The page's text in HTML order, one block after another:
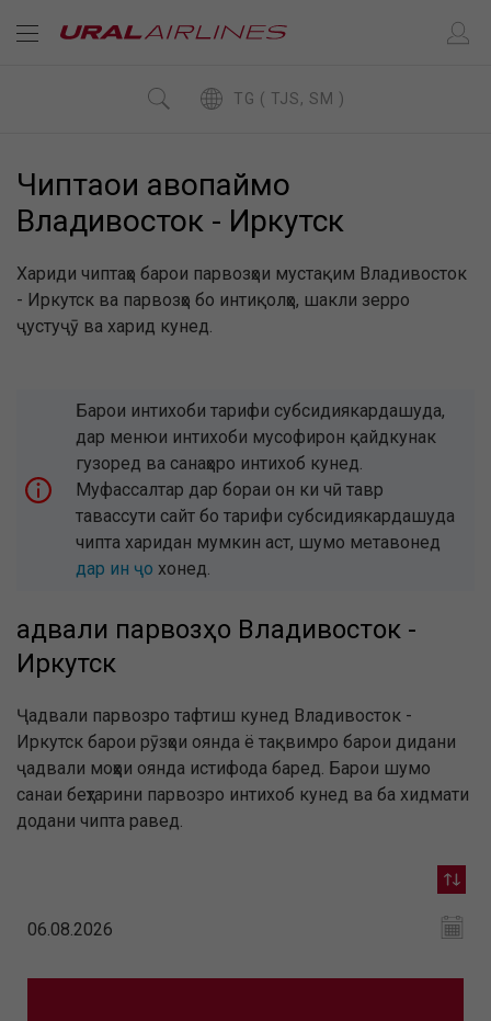
TG ( TJS, SM )
Чиптаҳои ҳавопаймо
Владивосток - Иркутск
Хариди чиптаҳо барои парвозҳои мустақим Владивосток
- Иркутск ва парвозҳо бо интиқолҳо, шакли зерро
ҷустуҷӯ ва харид кунед.
Барои интихоби тарифи субсидиякардашуда,
дар менюи интихоби мусофирон қайдкунак
гузоред ва санаҳоро интихоб кунед.
Муфассалтар дар бораи он ки чӣ тавр
тавассути сайт бо тарифи субсидиякардашуда
чипта харидан мумкин аст, шумо метавонед
дар ин ҷо хонед.
Ҷадвали парвозҳо Владивосток -
Иркутск
Ҷадвали парвозро тафтиш кунед Владивосток -
Иркутск барои рӯзҳои оянда ё тақвимро барои дидани
ҷадвали моҳҳои оянда истифода баред. Барои шумо
санаи беҳтарини парвозро интихоб кунед ва ба хидмати
додани чипта равед.